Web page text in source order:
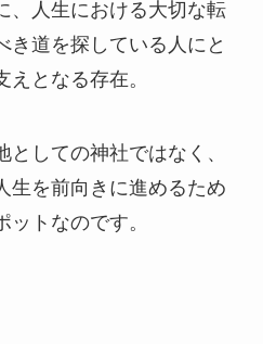
、人生における大切な転
き道を探している人にと
となる存在。
しての神社ではなく、
生を前向きに進めるため
トなのです。